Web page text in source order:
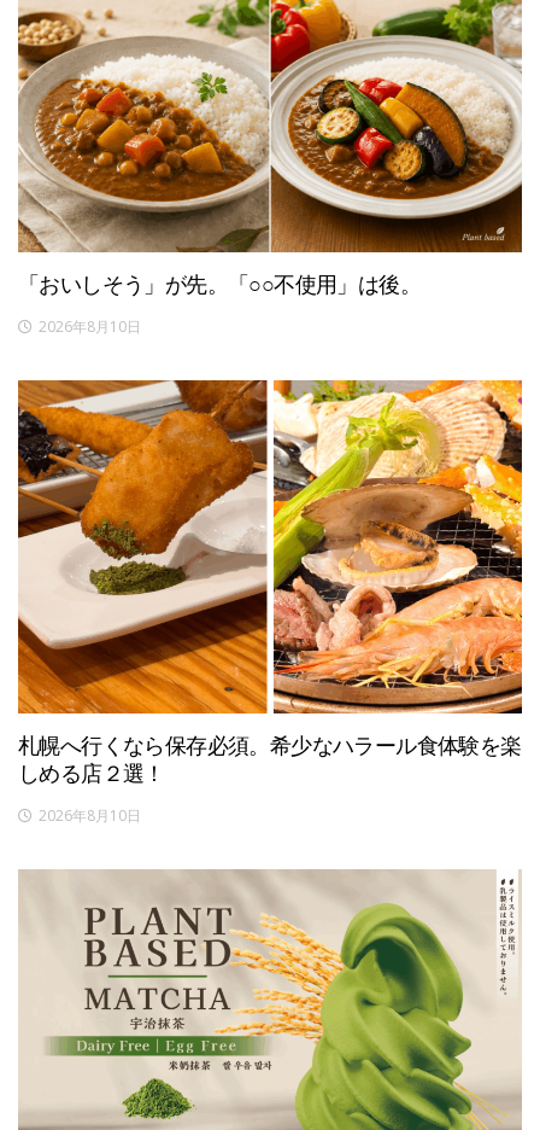
「おいしそう」が先。「○○不使用」は後。
2026年8月10日
札幌へ行くなら保存必須。希少なハラール食体験を楽
しめる店２選！
2026年8月10日